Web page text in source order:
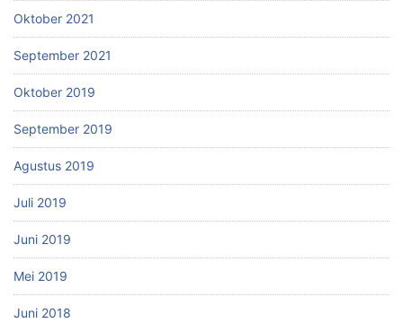
Oktober 2021
September 2021
Oktober 2019
September 2019
Agustus 2019
Juli 2019
Juni 2019
Mei 2019
Juni 2018